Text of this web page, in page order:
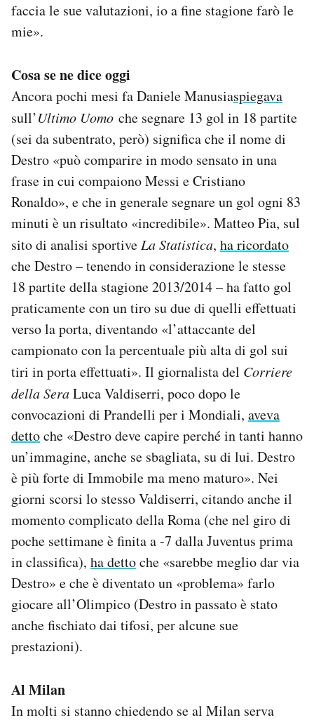
faccia le sue valutazioni, io a fine stagione farò le
mie».
Cosa se ne dice oggi
Ancora pochi mesi fa Daniele Manusiaspiegava
sull’Ultimo Uomo che segnare 13 gol in 18 partite
(sei da subentrato, però) significa che il nome di
Destro «può comparire in modo sensato in una
frase in cui compaiono Messi e Cristiano
Ronaldo», e che in generale segnare un gol ogni 83
minuti è un risultato «incredibile». Matteo Pia, sul
sito di analisi sportiveLa Statistica, ha ricordato
che Destro – tenendo in considerazione le stesse
18 partite della stagione 2013/2014 – ha fatto gol
praticamente con un tiro su due di quelli effettuati
verso la porta, diventando «l’attaccante del
campionato con la percentuale più alta di gol sui
tiri in porta effettuati». Il giornalista del Corriere
della SeraLuca Valdiserri, poco dopo le
convocazioni di Prandelli per i Mondiali, aveva
dettoche «Destro deve capire perché in tanti hanno
un’immagine, anche se sbagliata, su di lui. Destro
è più forte di Immobile ma meno maturo». Nei
giorni scorsi lo stesso Valdiserri, citando anche il
momento complicato della Roma (che nel giro di
poche settimane è finita a -7 dalla Juventus prima
in classifica), ha dettoche «sarebbe meglio dar via
Destro» e che è diventato un «problema» farlo
giocare all’Olimpico (Destro in passato è stato
anche fischiato dai tifosi, per alcune sue
prestazioni).
Al Milan
In molti si stanno chiedendo se al Milan serva